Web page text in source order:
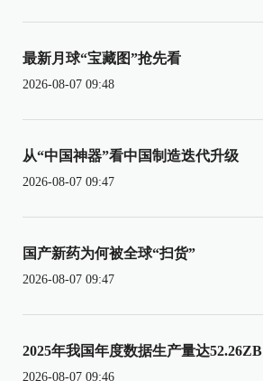
最新月球“宝藏图”抢先看
2026-08-07 09:48
从“中国神器”看中国制造迭代升级
2026-08-07 09:47
国产新药为何被全球“扫货”
2026-08-07 09:47
2025年我国年度数据生产量达52.26ZB
2026-08-07 09:46